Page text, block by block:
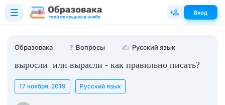
Образовака ❓ Вопросы ✍ Русский язык
выросли или вырасли - как правильно писать?
17 ноября, 2019 Русский язык
Вход